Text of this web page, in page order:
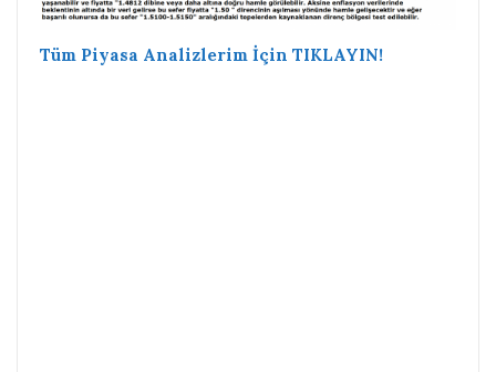
Tüm Piyasa Analizlerim İçin TIKLAYIN!